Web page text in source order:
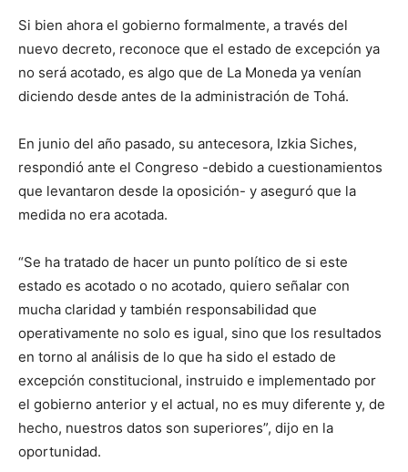
Si bien ahora el gobierno formalmente, a través del
nuevo decreto, reconoce que el estado de excepción ya
no será acotado, es algo que de La Moneda ya venían
diciendo desde antes de la administración de Tohá.
En junio del año pasado, su antecesora, Izkia Siches,
respondió ante el Congreso -debido a cuestionamientos
que levantaron desde la oposición- y aseguró que la
medida no era acotada.
“Se ha tratado de hacer un punto político de si este
estado es acotado o no acotado, quiero señalar con
mucha claridad y también responsabilidad que
operativamente no solo es igual, sino que los resultados
en torno al análisis de lo que ha sido el estado de
excepción constitucional, instruido e implementado por
el gobierno anterior y el actual, no es muy diferente y, de
hecho, nuestros datos son superiores”, dijo en la
oportunidad.